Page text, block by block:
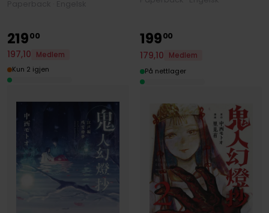
21900
197,10
Medlem
Kun 2 igjen
19900
179,10
Medlem
På nettlager